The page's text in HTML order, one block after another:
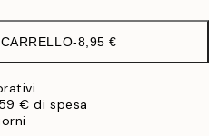
-8,95 €
€ di spesa